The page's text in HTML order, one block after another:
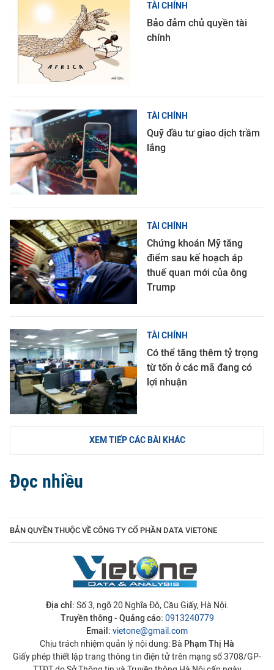
TÀI CHÍNH
Bảo đảm chủ quyền tài
chính
TÀI CHÍNH
Quỹ đầu tư giao dịch trầm
lắng
TÀI CHÍNH
Chứng khoán Mỹ tăng
điểm sau kế hoạch áp
thuế quan mới của ông
Trump
TÀI CHÍNH
Có thể tăng thêm tỷ trọng
từ tốn ở các mã đang có
lợi nhuận
XEM TIẾP CÁC BÀI KHÁC
Đọc nhiều
BẢN QUYỀN THUỘC VỀ CÔNG TY CỔ PHẦN DATA VIETONE
Địa chỉ: Số 3, ngõ 20 Nghĩa Đô, Cầu Giấy, Hà Nội.
Truyền thông - Quảng cáo: 0913240779
Email: vietone@gmail.com
Chịu trách nhiệm quản lý nội dung: Bà Phạm Thị Hà
Giấy phép thiết lập trang thông tin điện tử trên mạng số 3708/GP-